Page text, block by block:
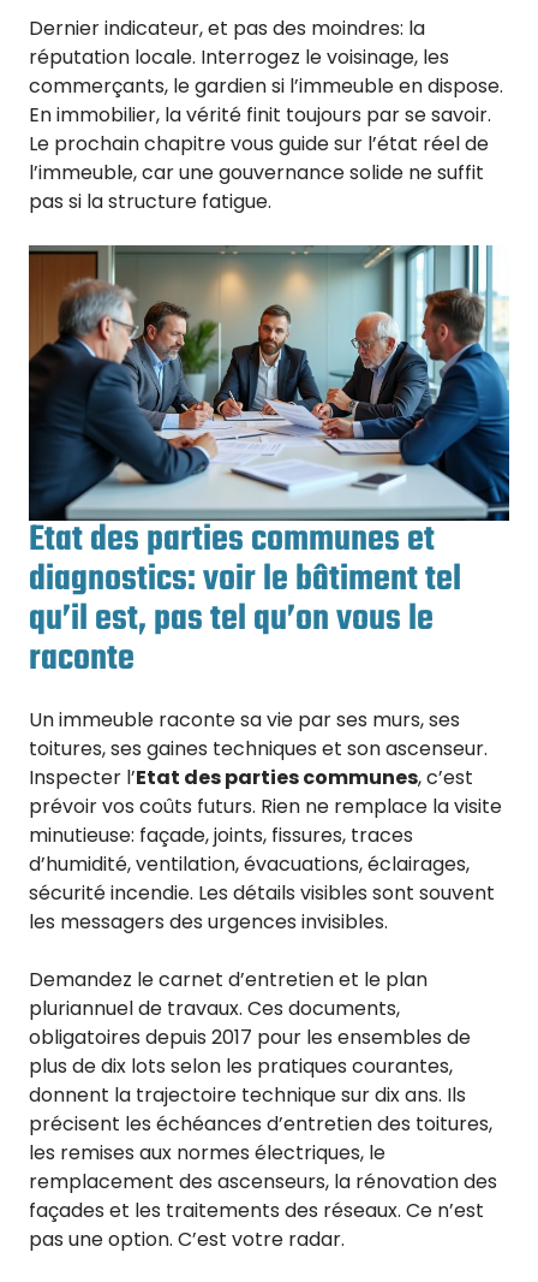
Dernier indicateur, et pas des moindres: la
réputation locale. Interrogez le voisinage, les
commerçants, le gardien si l’immeuble en dispose.
En immobilier, la vérité finit toujours par se savoir.
Le prochain chapitre vous guide sur l’état réel de
l’immeuble, car une gouvernance solide ne suffit
pas si la structure fatigue.
Etat des parties communes et
diagnostics: voir le bâtiment tel
qu’il est, pas tel qu’on vous le
raconte
Un immeuble raconte sa vie par ses murs, ses
toitures, ses gaines techniques et son ascenseur.
Inspecter l’Etat des parties communes, c’est
prévoir vos coûts futurs. Rien ne remplace la visite
minutieuse: façade, joints, fissures, traces
d’humidité, ventilation, évacuations, éclairages,
sécurité incendie. Les détails visibles sont souvent
les messagers des urgences invisibles.
Demandez le carnet d’entretien et le plan
pluriannuel de travaux. Ces documents,
obligatoires depuis 2017 pour les ensembles de
plus de dix lots selon les pratiques courantes,
donnent la trajectoire technique sur dix ans. Ils
précisent les échéances d’entretien des toitures,
les remises aux normes électriques, le
remplacement des ascenseurs, la rénovation des
façades et les traitements des réseaux. Ce n’est
pas une option. C’est votre radar.